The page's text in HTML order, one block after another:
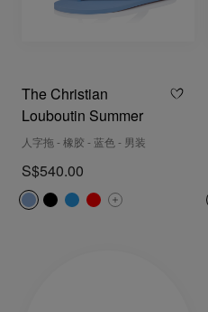
The Christian
Louboutin Summer
人字拖 - 橡胶 - 蓝色 - 男装
S$540.00